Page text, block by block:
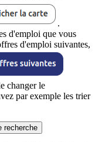
.
d'emploi que vous
d'emploi suivantes,
changer le
par exemple les trier
recherche